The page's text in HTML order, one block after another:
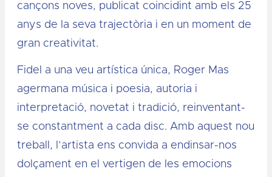
cançons noves, publicat coincidint amb els 25
anys de la seva trajectòria i en un moment de
gran creativitat.
Fidel a una veu artística única, Roger Mas
agermana música i poesia, autoria i
interpretació, novetat i tradició, reinventant-
se constantment a cada disc. Amb aquest nou
treball, l’artista ens convida a endinsar-nos
dolçament en el vertigen de les emocions